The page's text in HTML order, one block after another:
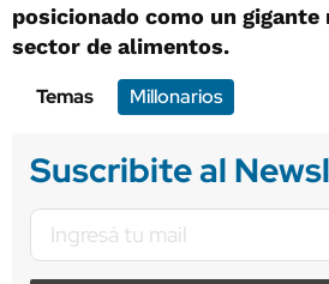
posicionado como un gigante
sector de alimentos.
Temas
Millonarios
Suscribite al